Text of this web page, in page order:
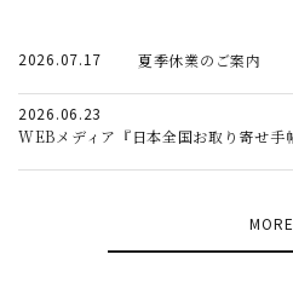
2026.07.17 夏季休業のご案内
2026.06.23
MORE